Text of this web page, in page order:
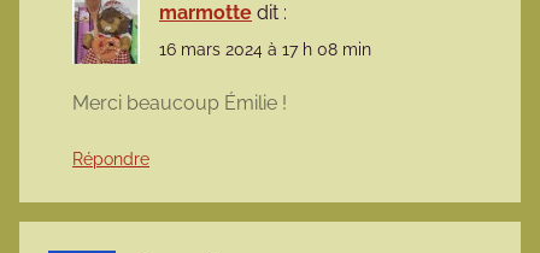
marmotte dit :
16 mars 2024 à 17 h 08 min
Merci beaucoup Émilie !
Répondre